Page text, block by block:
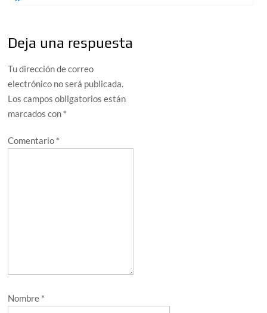
Deja una respuesta
Tu dirección de correo
electrónico no será publicada.
Los campos obligatorios están
marcados con *
Comentario *
Nombre *